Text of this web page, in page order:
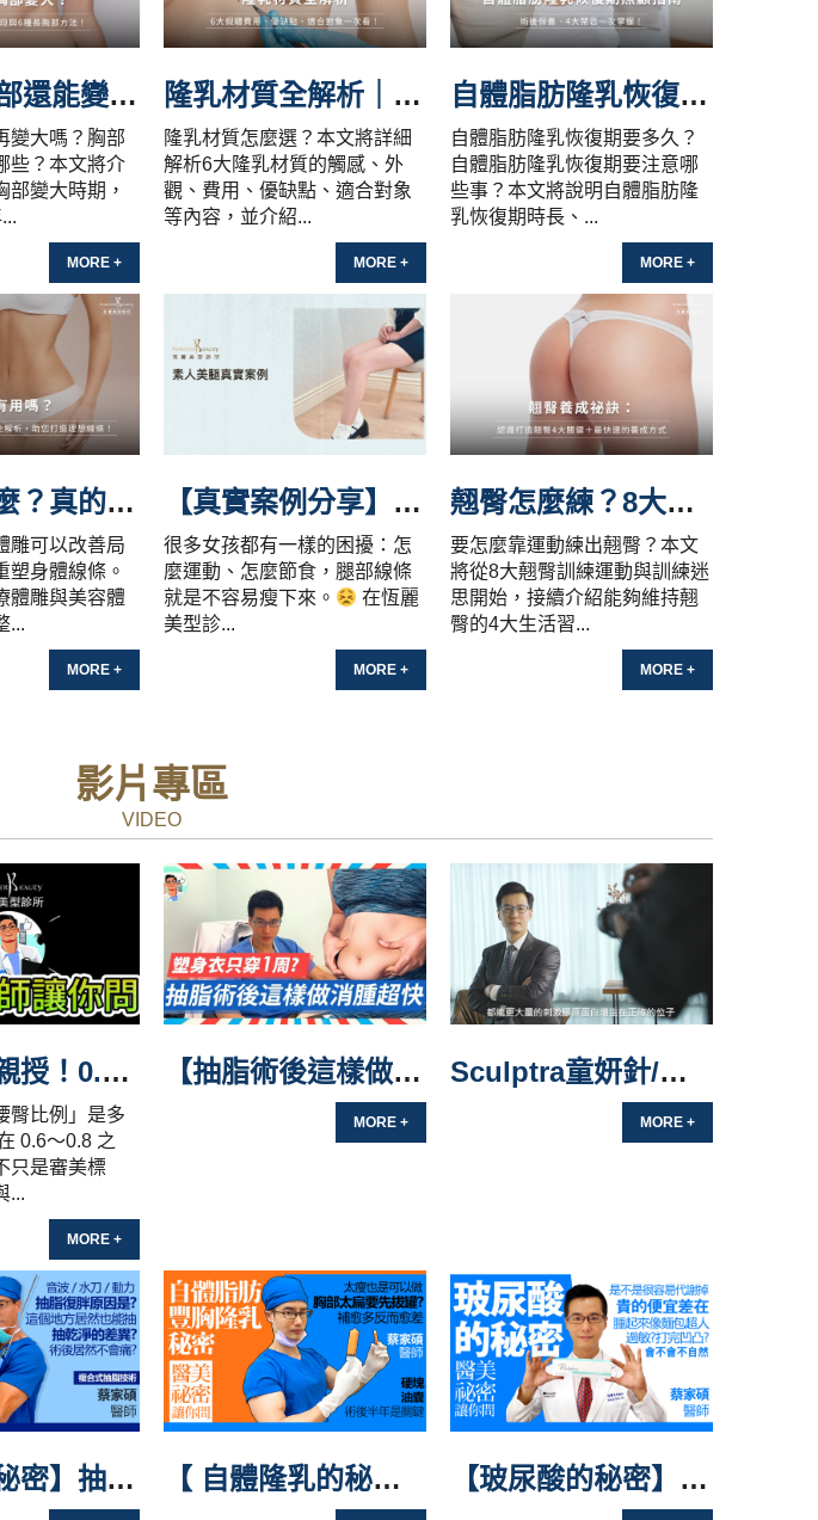
25歲後胸部還能變大嗎？掌握5個自然讓胸部變大的方法！
變大嗎？胸部
些？本文將介
部變大時期，
MORE +
隆乳材質全解析｜6大假體費用、優缺點、適合對象一次看！
隆乳材質怎麼選？本文將詳細
解析6大隆乳材質的觸感、外
觀、費用、優缺點、適合對象
等內容，並介紹...
MORE +
自體脂肪隆乳恢復期照顧指南｜術後保養、4大禁忌一次掌握！
自體脂肪隆乳恢復期要多久？
自體脂肪隆乳恢復期要注意哪
些事？本文將說明自體脂肪隆
乳恢復期時長、...
MORE +
體雕是什麼？真的會變瘦嗎？體雕原理與7種療程、價格全整理
雕可以改善局
塑身體線條。
體雕與美容體
...
MORE +
【真實案例分享】腿部抽脂大變身 小短裙自由，
很多女孩都有一樣的困擾：怎
麼運動、怎麼節食，腿部線條
就是不容易瘦下來。
在恆麗
美型診...
MORE +
翹臀怎麼練？8大翹臀運動、4大翹屁股訓練迷思一次看！
要怎麼靠運動練出翹臀？本文
將從8大翹臀訓練運動與訓練迷
思開始，接續介紹能夠維持翹
臀的4大生活習...
MORE +
影片專區
VIDEO
小短裙自由，重拾自信！
醫美醫師親授！0.6～0.8黃金腰臀比例 ｜運動＋抽脂的完美曲線秘訣
臀比例」是多
0.6～0.8 之
只是審美標
...
MORE +
【抽脂術後這樣做消腫超快】：快速消瘀青水腫，簡單又省錢一起跟我這樣做！！蔡家碩醫師
MORE +
Sculptra童妍針/專業醫師受訪-恆麗美型蔡家碩醫師
MORE +
【抽脂的秘密】抽脂復胖與產生腫塊的解決方式是？ 【 自體隆乳的秘密】胸部太小居然要先拔罐？ 【玻尿酸的秘密】注射失敗變硬塊居然要這樣做？